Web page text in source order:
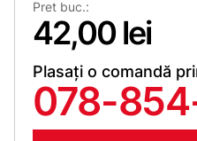
Pret buc.:
42,00 lei
Plasați o comandă
078-